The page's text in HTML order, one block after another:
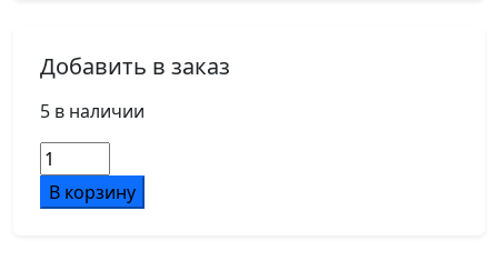
Добавить в заказ
5 в наличии
Количество
товара
Onix
В корзину